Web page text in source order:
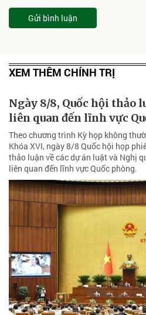
Gửi bình luận
XEM THÊM CHÍNH TRỊ
Ngày 8/8, Quốc hội thảo
liên quan đến lĩnh vực
Theo chương trình Kỳ họp không
Khóa XVI, ngày 8/8 Quốc hội họp
thảo luận về các dự án luật và Nghị
liên quan đến lĩnh vực Quốc phòng.